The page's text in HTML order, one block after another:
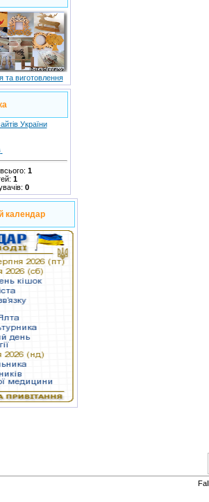
та виготовлення
1
1
0
календар